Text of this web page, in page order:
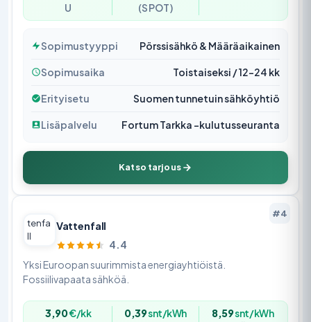
U
(SPOT)
Sopimustyyppi Pörssisähkö & Määräaikainen
Sopimusaika Toistaiseksi / 12–24 kk
Erityisetu Suomen tunnetuin sähköyhtiö
Lisäpalvelu Fortum Tarkka -kulutusseuranta
Katso tarjous
#4
Vattenfall
4.4
Yksi Euroopan suurimmista energiayhtiöistä.
Fossiilivapaata sähköä.
3,90€/kk
0,39snt/kWh
8,59snt/kWh